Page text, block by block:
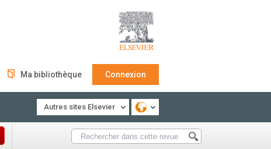
Ma bibliothèque Connexion
Autres sites Elsevier